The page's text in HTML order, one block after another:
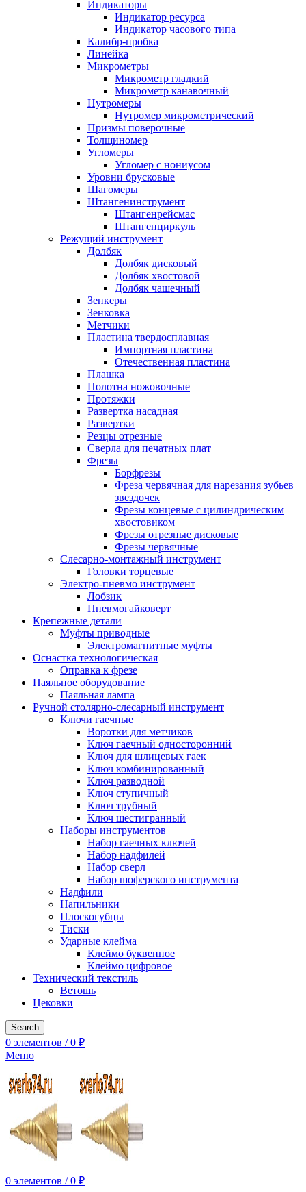
Индикаторы
Индикатор ресурса
Индикатор часового типа
Калибр-пробка
Линейка
Микрометры
Микрометр гладкий
Микрометр канавочный
Нутромеры
Нутромер микрометрический
Призмы поверочные
Толщиномер
Угломеры
Угломер с нониусом
Уровни брусковые
Шагомеры
Штангенинструмент
Штангенрейсмас
Штангенциркуль
Режущий инструмент
Долбяк
Долбяк дисковый
Долбяк хвостовой
Долбяк чашечный
Зенкеры
Зенковка
Метчики
Пластина твердосплавная
Импортная пластина
Отечественная пластина
Плашка
Полотна ножовочные
Протяжки
Развертка насадная
Развертки
Резцы отрезные
Сверла для печатных плат
Фрезы
Борфрезы
Фреза червячная для нарезания зубьев
звездочек
Фрезы концевые с цилиндрическим
хвостовиком
Фрезы отрезные дисковые
Фрезы червячные
Слесарно-монтажный инструмент
Головки торцевые
Электро-пневмо инструмент
Лобзик
Пневмогайковерт
Крепежные детали
Муфты приводные
Электромагнитные муфты
Оснастка технологическая
Оправка к фрезе
Паяльное оборудование
Паяльная лампа
Ручной столярно-слесарный инструмент
Ключи гаечные
Воротки для метчиков
Ключ гаечный односторонний
Ключ для шлицевых гаек
Ключ комбинированный
Ключ разводной
Ключ ступичный
Ключ трубный
Ключ шестигранный
Наборы инструментов
Набор гаечных ключей
Набор надфилей
Набор сверл
Набор шоферского инструмента
Надфили
Напильники
Плоскогубцы
Тиски
Ударные клейма
Клеймо буквенное
Клеймо цифровое
Технический текстиль
Ветошь
Цековки
Search
0 элементов / 0 ₽
Меню
0 элементов / 0 ₽